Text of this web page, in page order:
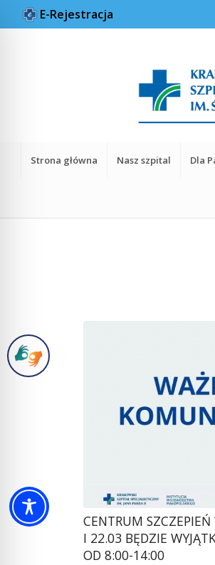
E-Rejestracja
Strona główna Nasz szpital Dla
CENTRUM
I 22.03 BĘDZIE
OD 8:00-14:00